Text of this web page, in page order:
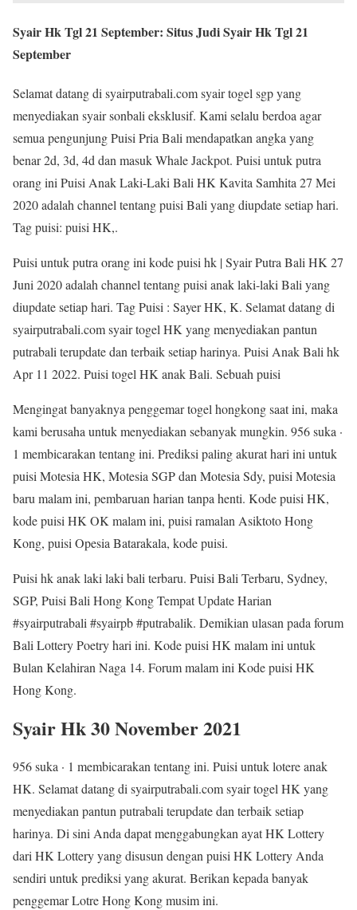
Syair Hk Tgl 21 September: Situs Judi Syair Hk Tgl 21
September
Selamat datang di syairputrabali.com syair togel sgp yang
menyediakan syair sonbali eksklusif. Kami selalu berdoa agar
semua pengunjung Puisi Pria Bali mendapatkan angka yang
benar 2d, 3d, 4d dan masuk Whale Jackpot. Puisi untuk putra
orang ini Puisi Anak Laki-Laki Bali HK Kavita Samhita 27 Mei
2020 adalah channel tentang puisi Bali yang diupdate setiap hari.
Tag puisi: puisi HK,.
Puisi untuk putra orang ini kode puisi hk | Syair Putra Bali HK 27
Juni 2020 adalah channel tentang puisi anak laki-laki Bali yang
diupdate setiap hari. Tag Puisi : Sayer HK, K. Selamat datang di
syairputrabali.com syair togel HK yang menyediakan pantun
putrabali terupdate dan terbaik setiap harinya. Puisi Anak Bali hk
Apr 11 2022. Puisi togel HK anak Bali. Sebuah puisi
Mengingat banyaknya penggemar togel hongkong saat ini, maka
kami berusaha untuk menyediakan sebanyak mungkin. 956 suka ·
1 membicarakan tentang ini. Prediksi paling akurat hari ini untuk
puisi Motesia HK, Motesia SGP dan Motesia Sdy, puisi Motesia
baru malam ini, pembaruan harian tanpa henti. Kode puisi HK,
kode puisi HK OK malam ini, puisi ramalan Asiktoto Hong
Kong, puisi Opesia Batarakala, kode puisi.
Puisi hk anak laki laki bali terbaru. Puisi Bali Terbaru, Sydney,
SGP, Puisi Bali Hong Kong Tempat Update Harian
#syairputrabali #syairpb #putrabalik. Demikian ulasan pada forum
Bali Lottery Poetry hari ini. Kode puisi HK malam ini untuk
Bulan Kelahiran Naga 14. Forum malam ini Kode puisi HK
Hong Kong.
Syair Hk 30 November 2021
956 suka · 1 membicarakan tentang ini. Puisi untuk lotere anak
HK. Selamat datang di syairputrabali.com syair togel HK yang
menyediakan pantun putrabali terupdate dan terbaik setiap
harinya. Di sini Anda dapat menggabungkan ayat HK Lottery
dari HK Lottery yang disusun dengan puisi HK Lottery Anda
sendiri untuk prediksi yang akurat. Berikan kepada banyak
penggemar Lotre Hong Kong musim ini.